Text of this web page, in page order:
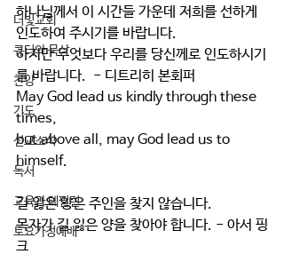
더빛교회
큐티와 묵상
찬양
기도
선교소식
독서
교육과 테필린
토요가정예배
하나님께서 이 시간들 가운데 저희를 선하게
인도하여 주시기를 바랍니다.
하지만 무엇보다 우리를 당신께로 인도하시기
를 바랍니다.  - 디트리히 본회퍼
May God lead us kindly through these
times,
but above all, may God lead us to
himself.
길 잃은 양은 주인을 찾지 않습니다.
목자가 길 잃은 양을 찾아야 합니다. - 아서 핑
크